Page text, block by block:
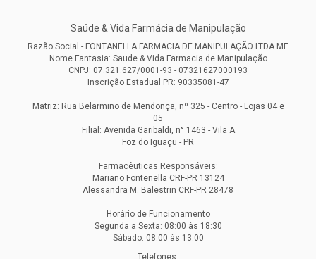
Saúde & Vida Farmácia de Manipulação
Razão Social - FONTANELLA FARMACIA DE MANIPULAÇÃO LTDA ME
Nome Fantasia: Saude & Vida Farmacia de Manipulação
CNPJ: 07.321.627/0001-93 - 07321627000193
Inscrição Estadual PR: 90335081-47
Matriz: Rua Belarmino de Mendonça, nº 325 - Centro - Lojas 04 e
05
Filial: Avenida Garibaldi, n° 1463 - Vila A
Foz do Iguaçu - PR
Farmacêuticas Responsáveis:
Mariano Fontenella CRF-PR 13124
Alessandra M. Balestrin CRF-PR 28478
Horário de Funcionamento
Segunda a Sexta: 08:00 às 18:30
Sábado: 08:00 às 13:00
Telefones: